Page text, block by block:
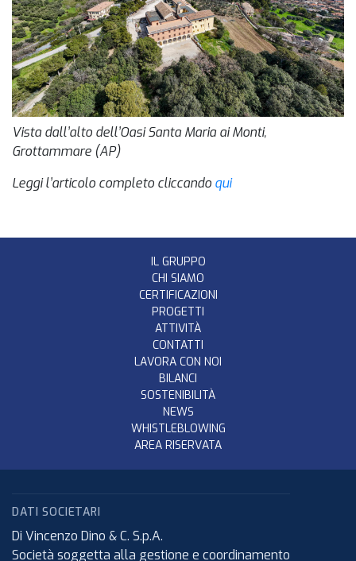
Vista dall’alto dell’Oasi Santa Maria ai Monti,
Grottammare (AP)
Leggi l’articolo completo cliccando qui
IL GRUPPO
CHI SIAMO
CERTIFICAZIONI
PROGETTI
ATTIVITÀ
CONTATTI
LAVORA CON NOI
BILANCI
SOSTENIBILITÀ
NEWS
WHISTLEBLOWING
AREA RISERVATA
DATI SOCIETARI
Di Vincenzo Dino & C. S.p.A.
Società soggetta alla gestione e coordinamento